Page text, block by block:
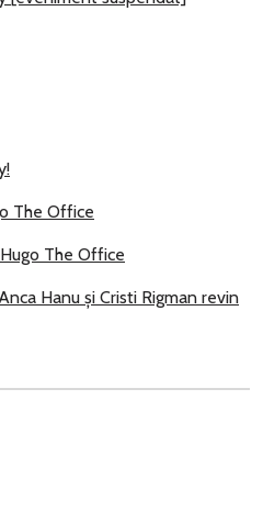
The Office
The Office
Hanu și Cristi Rigman revin